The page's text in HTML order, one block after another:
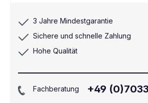
3 Jahre Mindestgarantie
Sichere und schnelle Zahlung
Hohe Qualität
Fachberatung +49